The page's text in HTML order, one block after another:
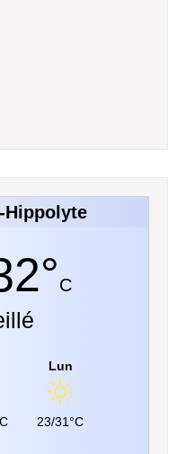
Hippolyte
C
Lun
23/31°C